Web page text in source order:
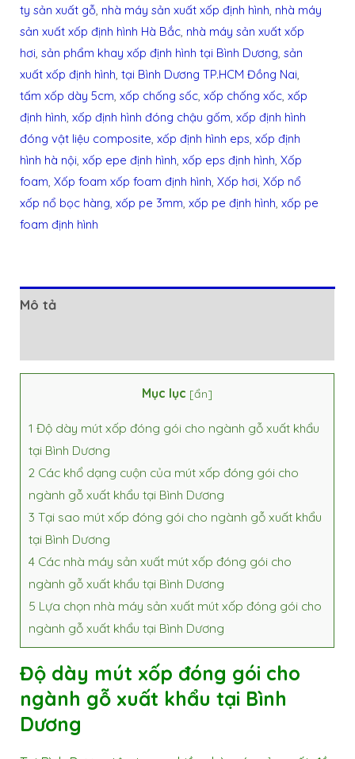
ty sản xuất gỗ nhà máy sản xuất xốp định hình nhà máy
sản xuất xốp định hình Hà Bắc nhà máy sản xuất xốp
hơi ,sản phẩm khay xốp định hình tại Bình Dương ,sản
xuất xốp định hình ,tại Bình Dương TP.HCM Đồng Nai
tấm xốp dày 5cm ,xốp chống sốc ,xốp chống xốc ,xốp
định hình ,xốp định hình đóng chậu gốm ,xốp định hình
đóng vật liệu composite ,xốp định hình eps ,xốp định
hình hà nội ,xốp epe định hình ,xốp eps định hình ,Xốp
foam ,Xốp foam xốp foam định hình ,Xốp hơi ,Xốp nổ
xốp nổ bọc hàng ,xốp pe 3mm ,xốp pe định hình ,xốp pe
foam định hình
Mô tả
Mục lục [ẩn]
1 Độ dày mút xốp đóng gói cho ngành gỗ xuất khẩu
tại Bình Dương
2 Các khổ dạng cuộn của mút xốp đóng gói cho
ngành gỗ xuất khẩu tại Bình Dương
3 Tại sao mút xốp đóng gói cho ngành gỗ xuất khẩu
tại Bình Dương
4 Các nhà máy sản xuất mút xốp đóng gói cho
ngành gỗ xuất khẩu tại Bình Dương
5 Lựa chọn nhà máy sản xuất mút xốp đóng gói cho
ngành gỗ xuất khẩu tại Bình Dương
Độ dày mút xốp đóng gói cho
ngành gỗ xuất khẩu tại Bình
Dương